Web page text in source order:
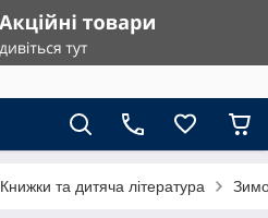
Книжки та дитяча література